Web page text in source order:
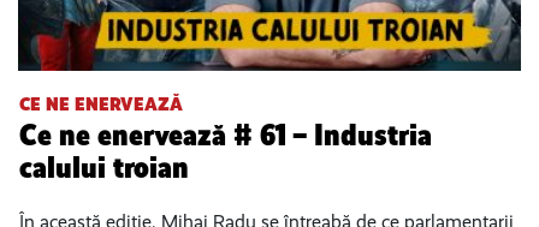
CE NE ENERVEAZĂ
Ce ne enervează # 61 – Industria
calului troian
În această ediție, Mihai Radu se întreabă de ce parlamentarii